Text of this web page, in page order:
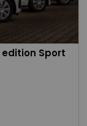
edition Sport